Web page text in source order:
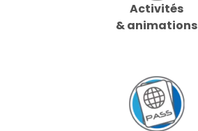
Activités
& animations